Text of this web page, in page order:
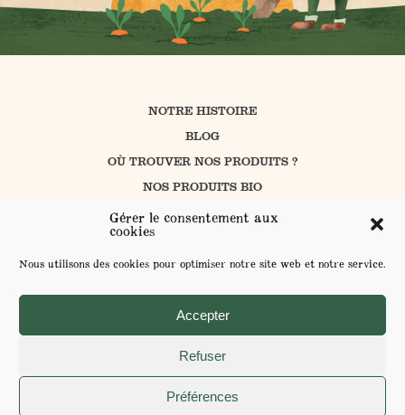
Gérer le consentement aux
cookies
Nous utilisons des cookies pour optimiser notre site web et notre service.
Accepter
Refuser
Préférences
NOTRE HISTOIRE
BLOG
OÙ TROUVER NOS PRODUITS ?
NOS PRODUITS BIO
CUISINER AVEC PROSAIN
NOS ENGAGEMENTS
CONTACT
ENVOYER VOS SUGGESTIONS
MENTIONS LÉGALES ET POLITIQUE DE CONFIDENTIALITÉ
POUR VOTRE SANTÉ MANGEZ AU MOINS 5 FRUITS ET LÉGUMES PAR JOUR -
WWW.MANGERBOUGER.FR